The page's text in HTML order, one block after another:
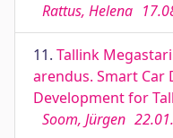
Rattus, Helena
11. Tallink
arendus. Smart Car
Development for
Soom, Jürgen